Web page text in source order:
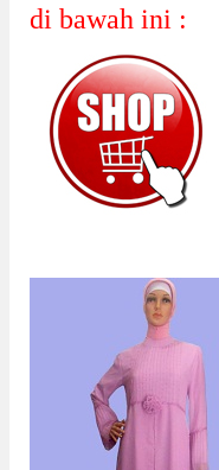
di bawah ini :